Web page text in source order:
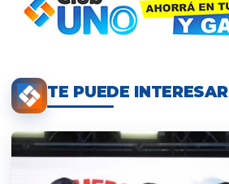
TE PUEDE INTERESAR